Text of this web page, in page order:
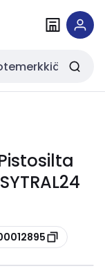
Pistosilta